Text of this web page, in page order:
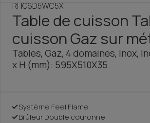
RHG6D5WC5X
Table de cuisson
cuisson Gaz sur
Tables, Gaz, 4 domaines, Inox,
x H (mm): 595X510X35
Système Feel Flame
Brûleur Double couronne